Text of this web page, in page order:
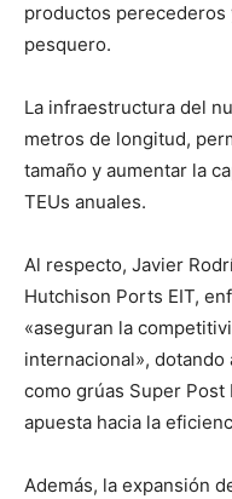
productos
pesquero.
La infraestructura del
metros de longitud,
tamaño y aumentar la
TEUs anuales.
Al respecto, Javier
Hutchison Ports EIT,
«aseguran la
internacional»,
como grúas Super Post
apuesta hacia la
Además, la expansión